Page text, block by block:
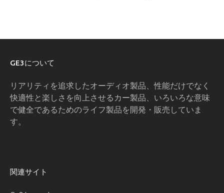
GE3について
リアリティを追求したオーディオ製品、性能だけでなく
快適性と楽しさを向上させるカー製品、いろいろな意味
で健全であるためのライフ製品を開発・販売していま
す。
関連サイト